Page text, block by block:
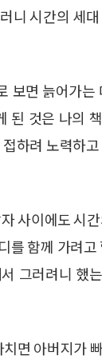
니 시간의 세
보면 늙어가는
된 것은 나의
하려 노력하
사이에도 시
를 함께 가려고
그러려니 했
면 아버지가